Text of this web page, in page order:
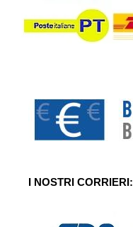
I NOSTRI CORRIERI: